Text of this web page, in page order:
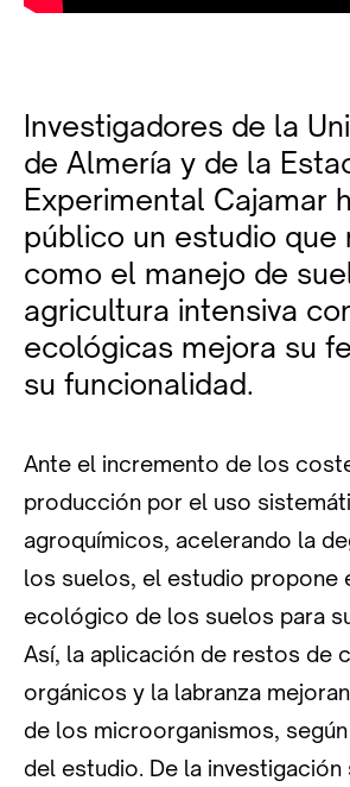
Investigadores de la
de Almería y de la
Experimental Cajamar
público un estudio que
como el manejo de
agricultura intensiva
ecológicas mejora su
su funcionalidad.
Ante el incremento de los
producción por el uso
agroquímicos, acelerando la
los suelos, el estudio propone
ecológico de los suelos para
Así, la aplicación de restos de
orgánicos y la labranza
de los microorganismos,
del estudio. De la